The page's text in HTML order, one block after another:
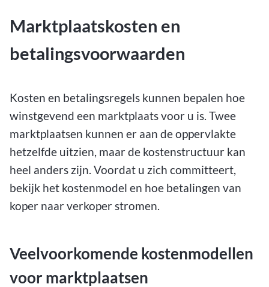
Marktplaatskosten en
betalingsvoorwaarden
Kosten en betalingsregels kunnen bepalen hoe
winstgevend een marktplaats voor u is. Twee
marktplaatsen kunnen er aan de oppervlakte
hetzelfde uitzien, maar de kostenstructuur kan
heel anders zijn. Voordat u zich committeert,
bekijk het kostenmodel en hoe betalingen van
koper naar verkoper stromen.
Veelvoorkomende kostenmodellen
voor marktplaatsen